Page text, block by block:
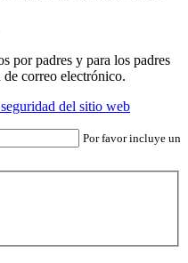
por padres y para los padres
correo electrónico.
del sitio web
Por favor incluye un